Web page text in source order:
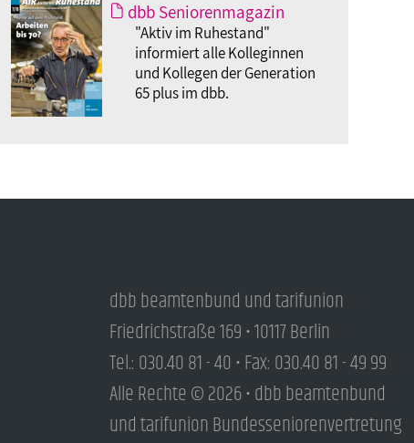
dbb Seniorenmagazin
"Aktiv im Ruhestand"
informiert alle Kolleginnen
und Kollegen der Generation
65 plus im dbb.
dbb beamtenbund und tarifunion
Friedrichstraße 169 • 10117 Berlin
Tel.: 030.40 81 - 40 • Fax: 030.40 81 - 49 99
Alle Rechte © 2026 • dbb beamtenbund
und tarifunion Bundesseniorenvertretung